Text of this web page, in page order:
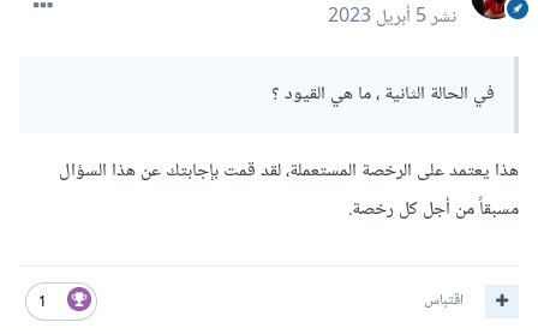
نشر5 أبريل 2023
في الحالة الثانية ، ما هي القيود ؟
هذا يعتمد على الرخصة المستعملة، لقد قمت بإجابتك عن هذا السؤال
مسبقاً من أجل كل رخصة.
1 اقتباس